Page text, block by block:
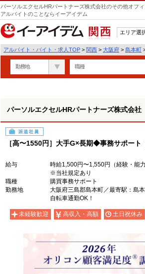
パーソルエクセルHRパートナーズ株式会社のその他オフ
アルバイトのことならイーアイデム
関西
エリア選
アルバイト・バイト・求人TOP > 関西 > 大阪府 > 島本町
勤務地 職種
パーソルエクセルHRパートナーズ株式会社
派遣社員
［高〜1550円］大手G×長期◆事務サポート
給与
時給1,500円〜1,550円（経験・能力
※当社規定あり
職種
購買事務サポート
勤務地
大阪府三島郡島本町／最寄駅：島
自転車通勤OK！
未経験歓迎 高収入・高額 土日祝休み